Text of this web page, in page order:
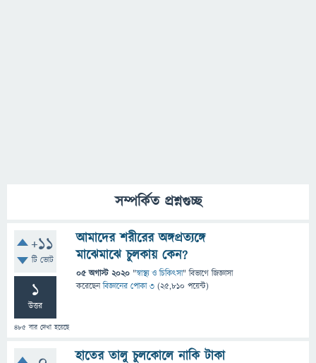
সম্পর্কিত প্রশ্নগুচ্ছ
+11
টি ভোট
1
উত্তর
485 বার দেখা হয়েছে
আমাদের শরীরের অঙ্গপ্রত্যঙ্গে
মাঝেমাঝে চুলকায় কেন?
05 অগাস্ট 2020 "স্বাস্থ্য ও চিকিৎসা" বিভাগে জিজ্ঞাসা
করেছেনবিজ্ঞানের পোকা ৩ (25,810 পয়েন্ট)
হাতের তালু চুলকোলে নাকি টাকা